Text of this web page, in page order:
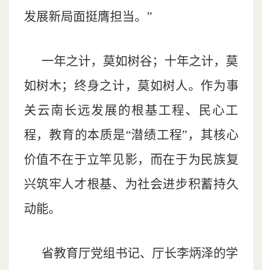
发展新局面挺膺担当。”
一年之计，莫如树谷；十年之计，莫
如树木；终身之计，莫如树人。作为事
关云南长远发展的根基工程、民心工
程，教育的本质是“潜绩工程”，其核心
价值不在于立竿见影，而在于为民族复
兴筑牢人才根基、为社会进步积蓄持久
动能。
省教育厅党组书记、厅长李炳泽的学